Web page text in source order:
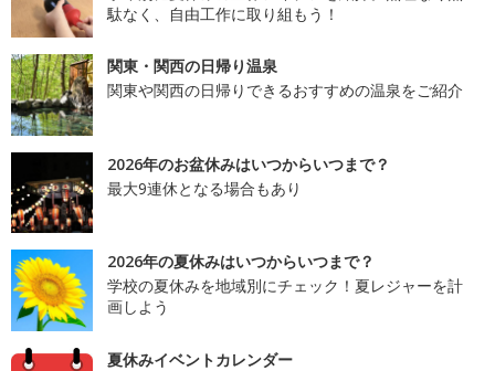
駄なく、自由工作に取り組もう！
関東・関西の日帰り温泉
関東や関西の日帰りできるおすすめの温泉をご紹介
2026年のお盆休みはいつからいつまで？
最大9連休となる場合もあり
2026年の夏休みはいつからいつまで？
学校の夏休みを地域別にチェック！夏レジャーを計
画しよう
夏休みイベントカレンダー